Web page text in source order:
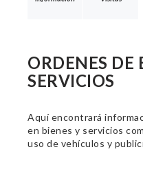
ORDENES DE
SERVICIOS
Aquí encontrará
en bienes y servicios
uso de vehículos y